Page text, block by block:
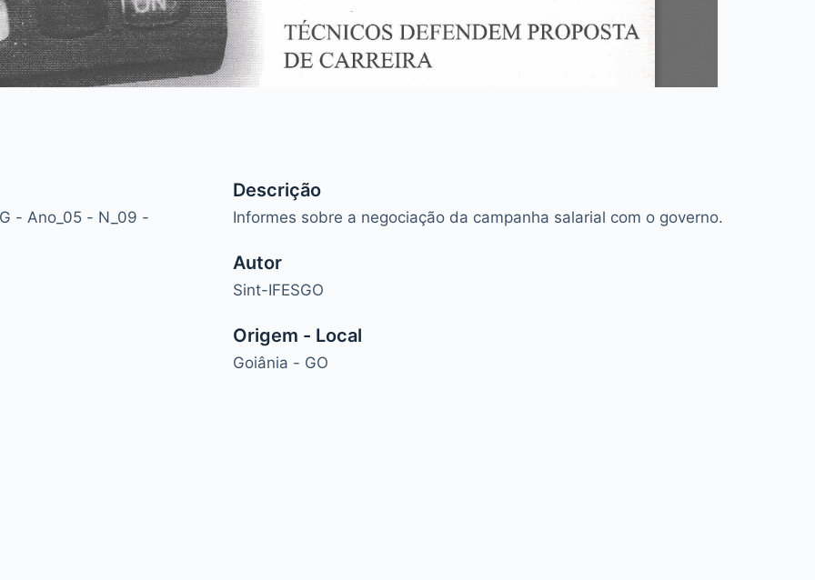
- Ano_05 - N_09 -
Descrição
Informes sobre a negociação da campanha salarial com o governo.
Autor
Sint-IFESGO
Origem - Local
Goiânia - GO